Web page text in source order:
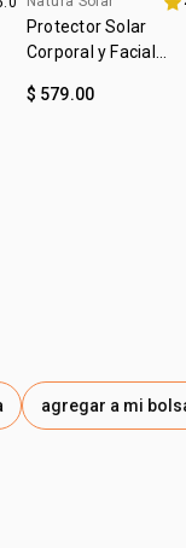
arena y frascos
tonos de piel
Verano
Protector Solar
Corporal y Facial
Solar
$ 579.00
agregar a mi